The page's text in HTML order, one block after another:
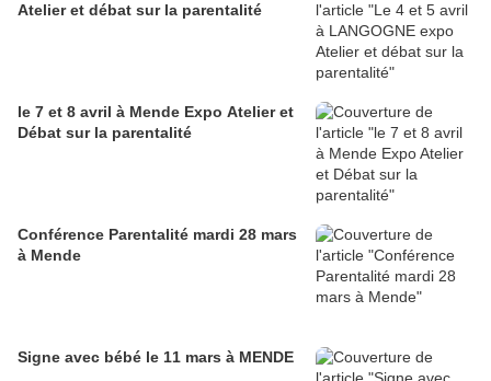
Atelier et débat sur la parentalité
le 7 et 8 avril à Mende Expo Atelier et
Débat sur la parentalité
Conférence Parentalité mardi 28 mars
à Mende
Signe avec bébé le 11 mars à MENDE